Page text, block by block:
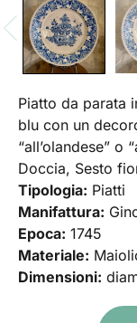
Piatto da parata
blu con un
“all’olandese” o
Doccia, Sesto
Tipologia: Piatti
Manifattura:
Epoca: 1745
Materiale:
Dimensioni: